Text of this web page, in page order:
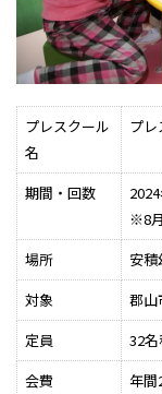
プレスクール
名
プ
期間・回数
※8
場所
安
対象
郡山
定員
32
会費
年間